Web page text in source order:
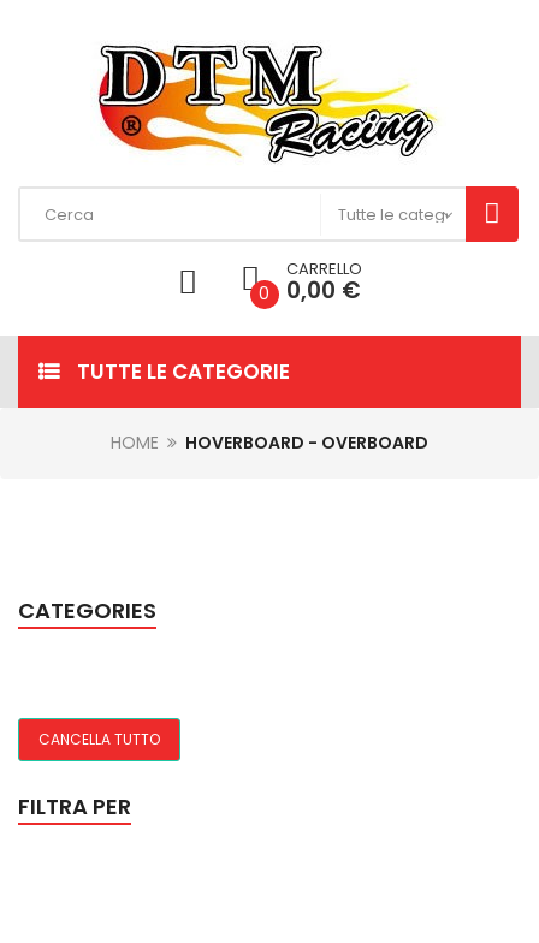
0
CARRELLO
0,00 €
TUTTE LE CATEGORIE
HOME HOVERBOARD - OVERBOARD
CATEGORIES
CANCELLA TUTTO
FILTRA PER